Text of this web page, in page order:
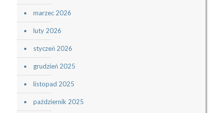
marzec 2026
luty 2026
styczeń 2026
grudzień 2025
listopad 2025
październik 2025